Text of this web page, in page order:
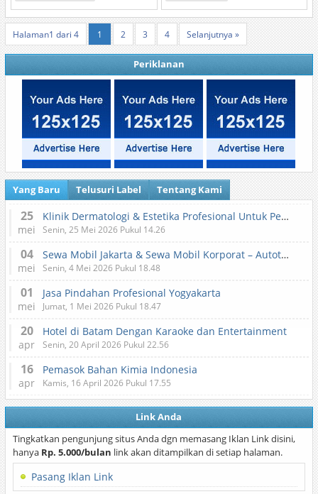
Halaman1 dari 4 1 2 3 4 Selanjutnya »
Periklanan
Yang Baru Telusuri Label Tentang Kami
25
mei
Klinik Dermatologi & Estetika Profesional Untuk Perawatan Kulit dan Kecantikan
Senin, 25 Mei 2026 Pukul 14.26
04
mei
Sewa Mobil Jakarta & Sewa Mobil Korporat – Autotranz Indonesia
Senin, 4 Mei 2026 Pukul 18.48
01
mei
Jasa Pindahan Profesional Yogyakarta
Jumat, 1 Mei 2026 Pukul 18.47
20
apr
Hotel di Batam Dengan Karaoke dan Entertainment
Senin, 20 April 2026 Pukul 22.56
16
apr
Pemasok Bahan Kimia Indonesia
Kamis, 16 April 2026 Pukul 17.55
Link Anda
Tingkatkan pengunjung situs Anda dgn memasang Iklan Link disini,
hanya Rp. 5.000/bulan link akan ditampilkan di setiap halaman.
Pasang Iklan Link